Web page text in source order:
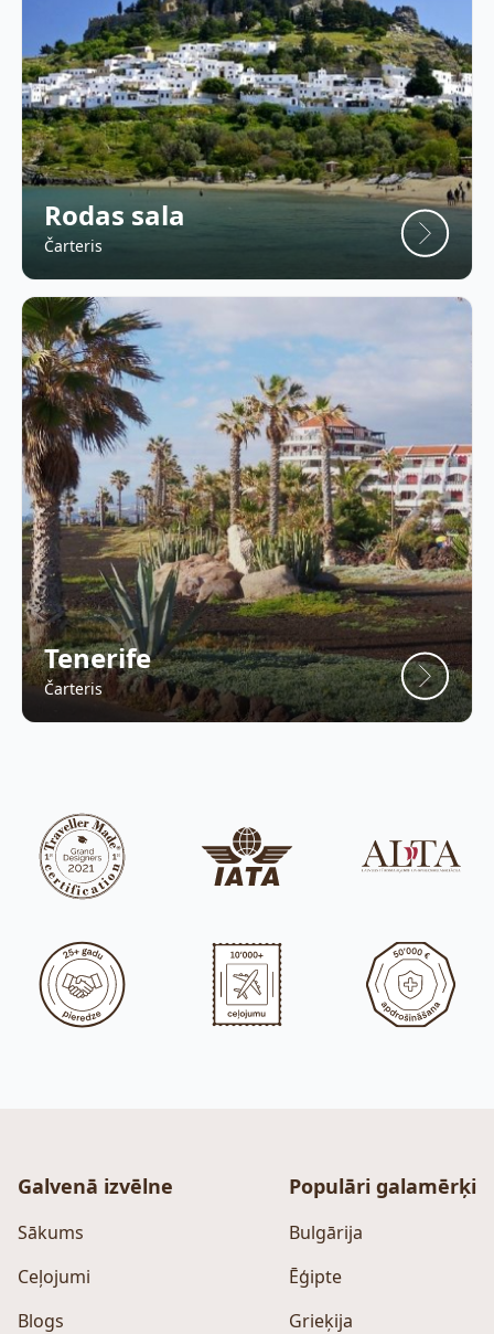
Rodas sala
Čarteris
Tenerife
Čarteris
Galvenā izvēlne
Sākums
Ceļojumi
Blogs
Populāri galamērķi
Bulgārija
Ēģipte
Grieķija